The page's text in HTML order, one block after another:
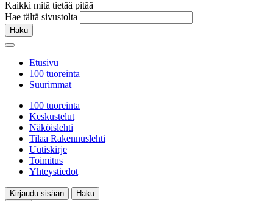
Kaikki mitä tietää pitää
Hae tältä sivustolta
Haku
Etusivu
100 tuoreinta
Suurimmat
100 tuoreinta
Keskustelut
Näköislehti
Tilaa Rakennuslehti
Uutiskirje
Toimitus
Yhteystiedot
Kirjaudu sisään
Haku